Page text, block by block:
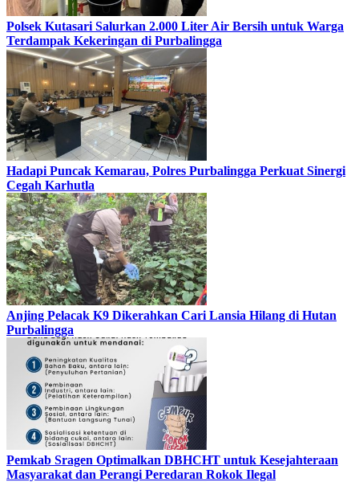
Polsek Kutasari Salurkan 2.000 Liter Air Bersih untuk Warga
Terdampak Kekeringan di Purbalingga
Hadapi Puncak Kemarau, Polres Purbalingga Perkuat Sinergi
Cegah Karhutla
Anjing Pelacak K9 Dikerahkan Cari Lansia Hilang di Hutan
Purbalingga
Pemkab Sragen Optimalkan DBHCHT untuk Kesejahteraan
Masyarakat dan Perangi Peredaran Rokok Ilegal